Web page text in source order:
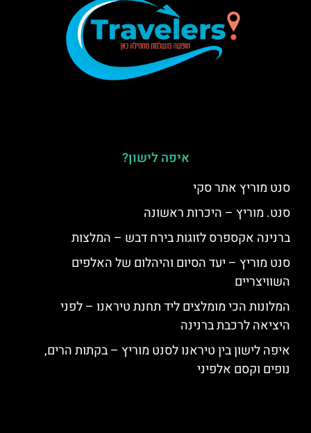
איפה לישון?
סנט מוריץ אתר סקי
סנט. מוריץ – היכרות ראשונה
ברנינה אקספרס לזוגות בירח דבש – המלצות
סנט מוריץ – יעד הסיום והיהלום של האלפים
השוויצריים
המלונות הכי מומלצים ליד תחנת טיראנו – לפני
היציאה לרכבת ברנינה
איפה לישון בין טיראנו לסנט מוריץ – בקתות הרים,
נופים וקסם אלפיני